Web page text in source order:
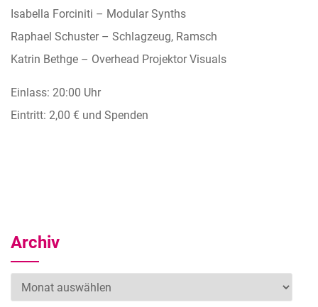
Isabella Forciniti – Modular Synths
Raphael Schuster – Schlagzeug, Ramsch
Katrin Bethge – Overhead Projektor Visuals
Einlass: 20:00 Uhr
Eintritt: 2,00 € und Spenden
Archiv
Archiv